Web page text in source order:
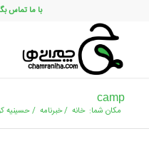
با ما تماس بگیرید:
camp
مکان شما: خانه /خبرنامه /حسینیه